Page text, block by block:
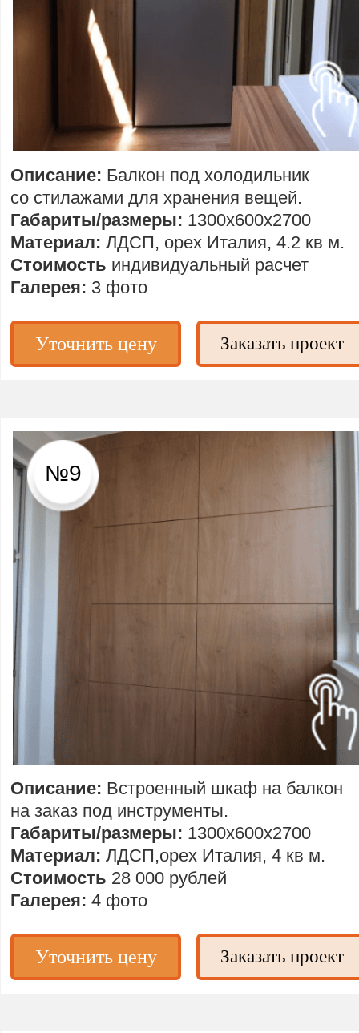
Описание: Встроенный шкаф на балкон
на заказ под инструменты.
Габариты/размеры: 1300х600х2700
Материал: ЛДСП,орех Италия, 4 кв м.
Стоимость 28 000 рублей
Галерея: 4 фото
Описание: Балкон под холодильник
со стилажами для хранения вещей.
Габариты/размеры: 1300х600х2700
Материал: ЛДСП, орех Италия, 4.2 кв м.
Стоимость индивидуальный расчет
Галерея: 3 фото
№9
Заказать проект
Уточнить цену
Уточнить цену Заказать проект